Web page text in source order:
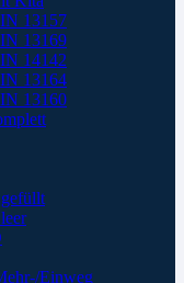
13157
13169
14142
13164
13160
Einweg